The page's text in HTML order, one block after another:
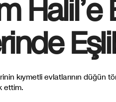
kıymetli evlatlarının düğün
ettim.